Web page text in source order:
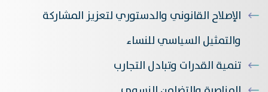
الإصلاح القانوني والدستوري لتعزيز المشاركة
والتمثيل السياسي للنساء
تنمية القدرات وتبادل التجارب